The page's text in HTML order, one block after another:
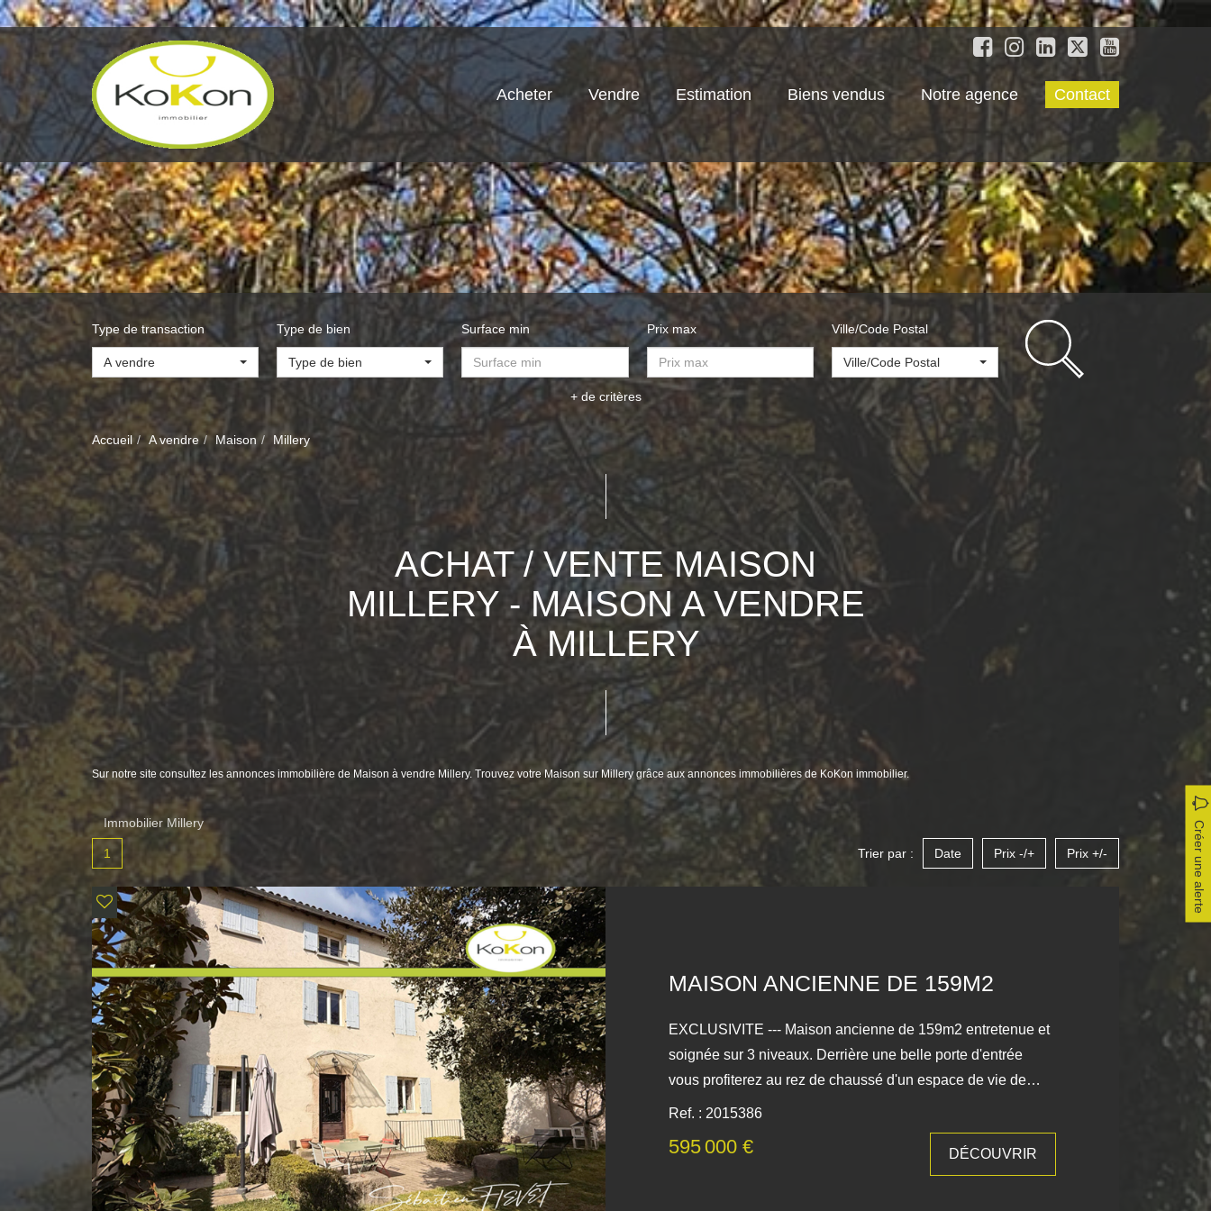
Acheter Vendre Estimation Biens vendus Notre agence Contact
Type de transaction
A vendre
Type de bien
Type de bien
Surface min Prix max Ville/Code Postal
Ville/Code Postal
+ de critères
Accueil A vendre Maison Millery
ACHAT / VENTE MAISON
MILLERY - MAISON A VENDRE
À MILLERY
Sur notre site consultez les annonces immobilière de Maison à vendre Millery. Trouvez votre Maison sur Millery grâce aux annonces immobilières de KoKon immobilier.
Immobilier Millery Créer une alerte
1 Trier par : Date Prix -/+ Prix +/-
MAISON ANCIENNE DE 159M2
EXCLUSIVITE --- Maison ancienne de 159m2 entretenue et
soignée sur 3 niveaux. Derrière une belle porte d'entrée
vous profiterez au rez de chaussé d'un espace de vie de
56m2 avec un coté salon bureau autour de la cheminée et
de l'autre salle à manger cuisine. Un bel escalier en pierre
vous amène à l'étage avec un petit salon tv très cosi, une
chambre et une suite parentale. Au deuxième étage vous
Ref. : 2015386
595 000 € DÉCOUVRIR